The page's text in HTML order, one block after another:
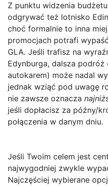
Z punktu widzenia
odgrywać też lotnisko
choć formalnie to inna
promocjach potrafi
GLA. Jeśli trafisz na
Edynburga, dalsza
autokarem) może nadal
jednak wziąć pod uwagę
nie zawsze oznacza
jeśli dopłacisz za późny/
połączenia w danym dniu.
Jeśli Twoim celem jest
najwygodniej zwykle
Najczęściej wybierane